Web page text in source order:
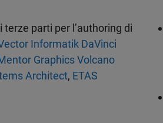
terze parti per l’authoring di
Informatik DaVinci
Graphics Volcano
Architect, ETAS